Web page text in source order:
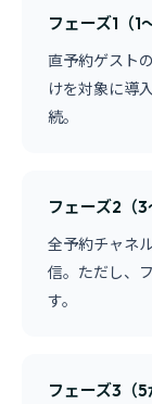
フェーズ1（1
直予約ゲスト
けを対象に導
続。
フェーズ2（3
全予約チャネ
信。ただし、
す。
フェーズ3（5